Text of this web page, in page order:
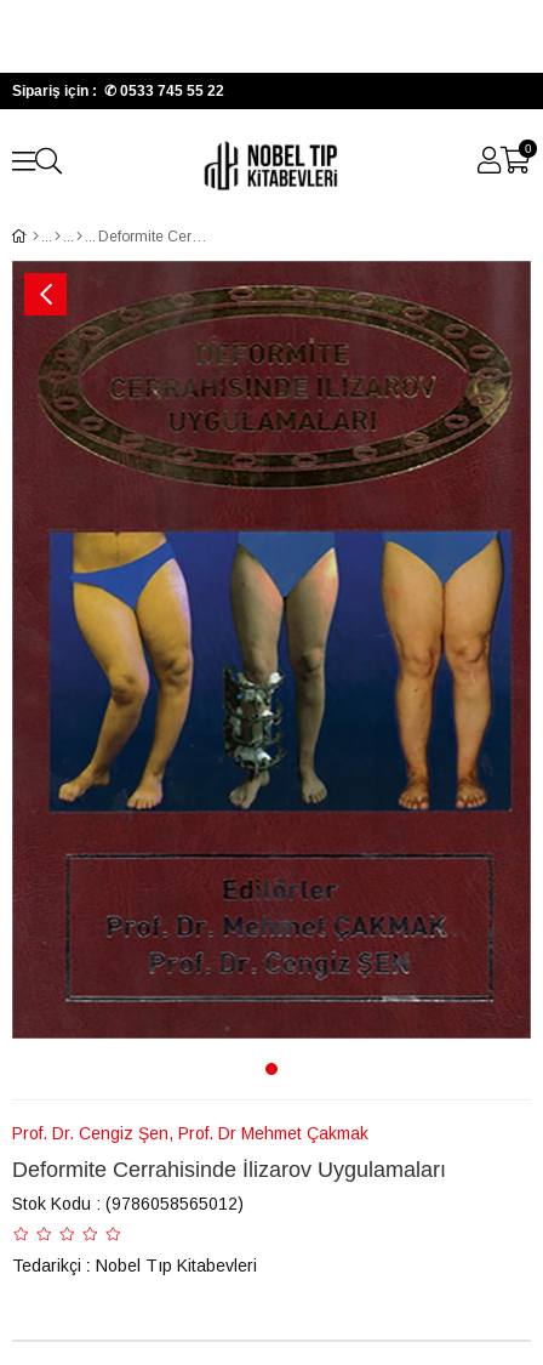
Sipariş için : ✆ 0533 745 55 22
0
Deformite Cerrahisinde İlizarov Uygulamaları
Prof. Dr. Cengiz Şen, Prof. Dr Mehmet Çakmak
Deformite Cerrahisinde İlizarov Uygulamaları
Stok Kodu (9786058565012)
Tedarikçi : Nobel Tıp Kitabevleri